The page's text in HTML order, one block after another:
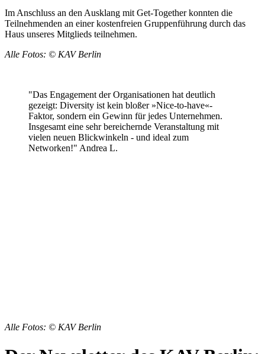
Im Anschluss an den Ausklang mit Get-Together konnten die
Teilnehmenden an einer kostenfreien Gruppenführung durch das
Haus unseres Mitglieds teilnehmen.
Alle Fotos: © KAV Berlin
"Das Engagement der Organisationen hat deutlich
gezeigt: Diversity ist kein bloßer »Nice-to-have«-
Faktor, sondern ein Gewinn für jedes Unternehmen.
Insgesamt eine sehr bereichernde Veranstaltung mit
vielen neuen Blickwinkeln - und ideal zum
Networken!" Andrea L.
Alle Fotos: © KAV Berlin